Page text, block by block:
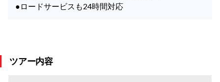
●ロードサービスも24時間対応
ツアー内容